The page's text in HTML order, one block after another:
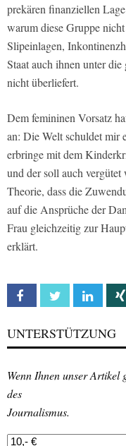
prekären finanziellen
warum diese Gruppe
Slipeinlagen,
Staat auch ihnen unter
nicht überliefert.
Dem femininen Vorsatz
an: Die Welt schuldet mir
erbringe mit dem
und der soll auch
Theorie, dass die
auf die Ansprüche der
Frau gleichzeitig zur
erklärt.
Facebook Twitter
UNTERSTÜTZUNG
Wenn Ihnen unser Artikel
des
Journalismus.